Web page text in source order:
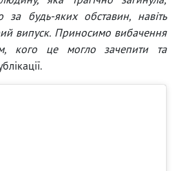
за будь-яких обставин, навіть
випуск. Приносимо вибачення
кого це могло зачепити та